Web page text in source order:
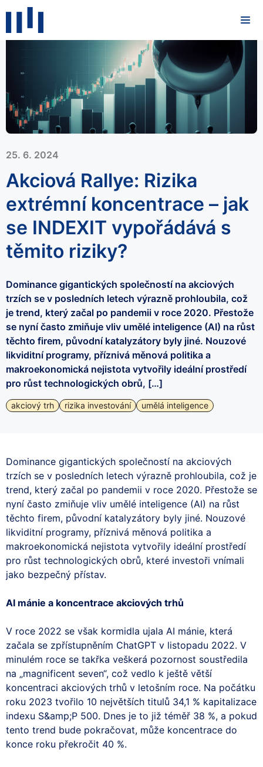
25. 6. 2024
Akciová Rallye: Rizika
extrémní koncentrace – jak
se INDEXIT vypořádává s
těmito riziky?
Dominance gigantických společností na akciových
trzích se v posledních letech výrazně prohloubila, což
je trend, který začal po pandemii v roce 2020. Přestože
se nyní často zmiňuje vliv umělé inteligence (AI) na růst
těchto firem, původní katalyzátory byly jiné. Nouzové
likviditní programy, příznivá měnová politika a
makroekonomická nejistota vytvořily ideální prostředí
pro růst technologických obrů, […]
akciový trh rizika investování umělá inteligence
Dominance gigantických společností na akciových
trzích se v posledních letech výrazně prohloubila, což je
trend, který začal po pandemii v roce 2020. Přestože se
nyní často zmiňuje vliv umělé inteligence (AI) na růst
těchto firem, původní katalyzátory byly jiné. Nouzové
likviditní programy, příznivá měnová politika a
makroekonomická nejistota vytvořily ideální prostředí
pro růst technologických obrů, které investoři vnímali
jako bezpečný přístav.
AI mánie a koncentrace akciových trhů
V roce 2022 se však kormidla ujala AI mánie, která
začala se zpřístupněním ChatGPT v listopadu 2022. V
minulém roce se takřka veškerá pozornost soustředila
na „magnificent seven“, což vedlo k ještě větší
koncentraci akciových trhů v letošním roce. Na počátku
roku 2023 tvořilo 10 největších titulů 34,1 % kapitalizace
indexu S&amp;P 500. Dnes je to již téměř 38 %, a pokud
tento trend bude pokračovat, může koncentrace do
konce roku překročit 40 %.